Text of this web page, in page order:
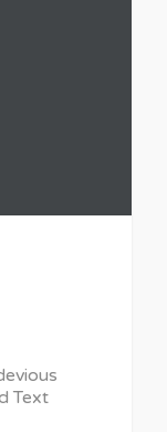
Text